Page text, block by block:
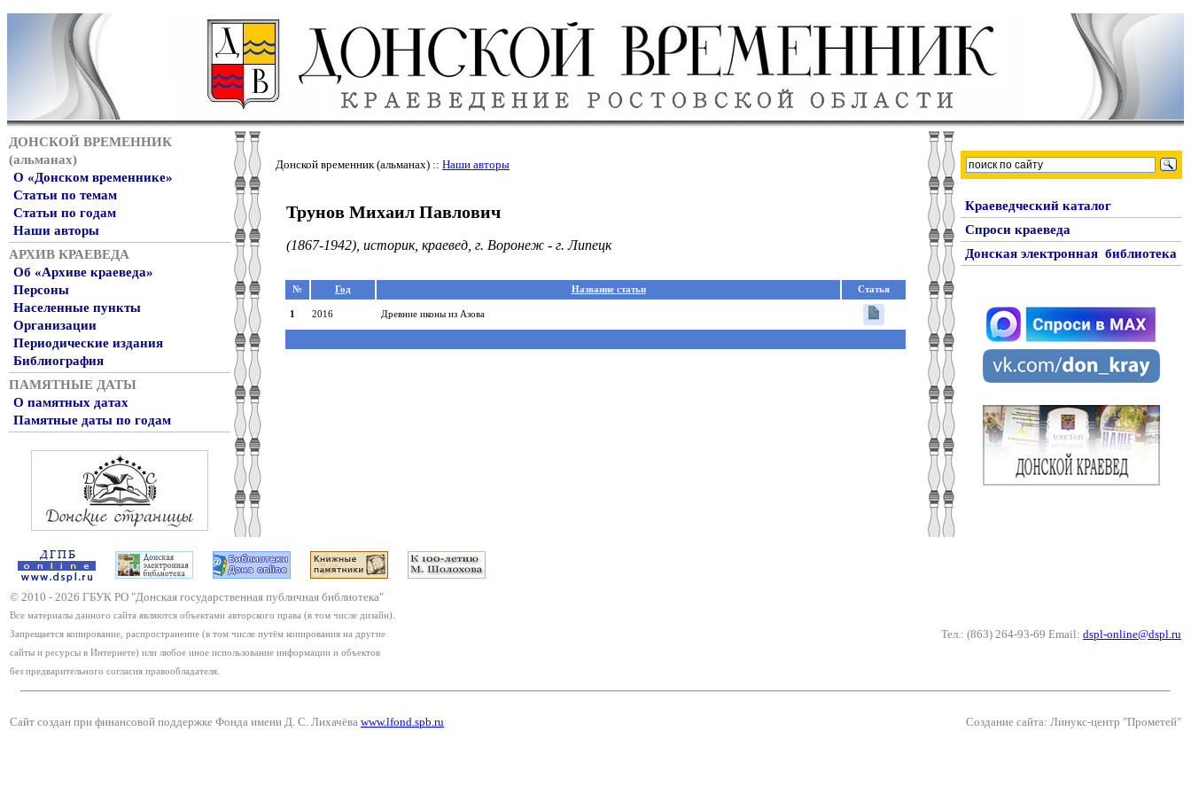
ДОНСКОЙ ВРЕМЕННИК
(альманах)
О «Донском временнике»
Статьи по темам
Статьи по годам
Наши авторы
АРХИВ КРАЕВЕДА
Об «Архиве краеведа»
Персоны
Населенные пункты
Организации
Периодические издания
Библиография
ПАМЯТНЫЕ ДАТЫ
О памятных датах
Памятные даты по годам
Донской временник (альманах) :: Наши авторы
Трунов Михаил Павлович
(1867-1942), историк, краевед, г. Воронеж - г. Липецк
№ Год Название статьи Статья
1 2016 Древние иконы из Азова
Краеведческий каталог
Спроси краеведа
Донская электронная библиотека
© 2010 - 2026 ГБУК РО "Донская государственная публичная библиотека"
Все материалы данного сайта являются объектами авторского права (в том числе дизайн).
Запрещается копирование, распространение (в том числе путём копирования на другие
сайты и ресурсы в Интернете) или любое иное использование информации и объектов
без предварительного согласия правообладателя.
Тел.: (863) 264-93-69 Email: dspl-online@dspl.ru
Сайт создан при финансовой поддержке Фонда имени Д. С. Лихачёва www.lfond.spb.ru Создание сайта: Линукс-центр "Прометей"